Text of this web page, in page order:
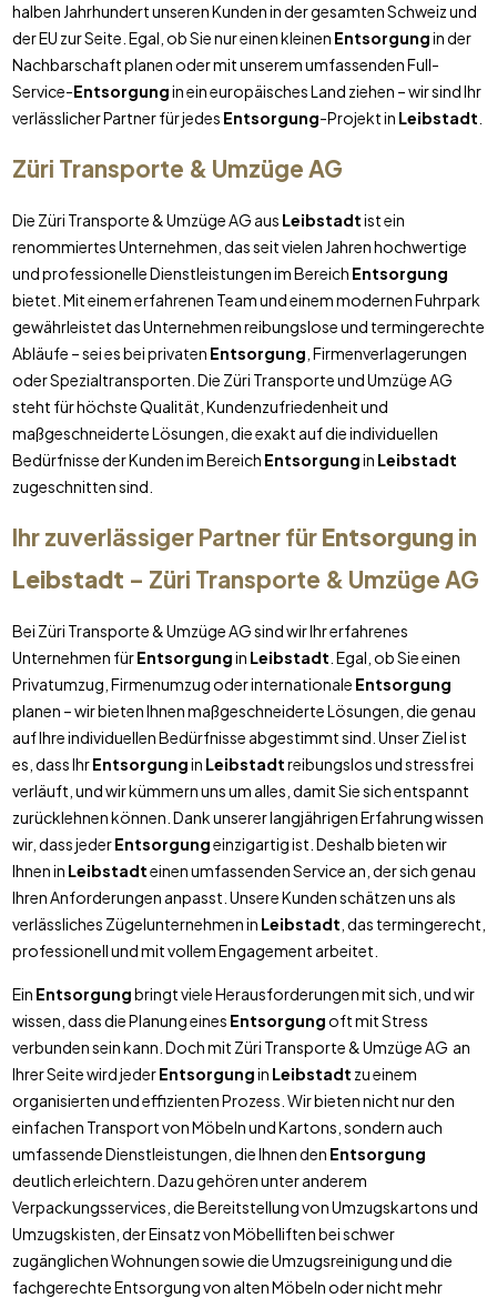
halben Jahrhundert unseren Kunden in der gesamten Schweiz und
der EU zur Seite. Egal, ob Sie nur einen kleinen Entsorgungin der
Nachbarschaft planen oder mit unserem umfassenden Full-
Service-Entsorgungin ein europäisches Land ziehen – wir sind Ihr
verlässlicher Partner für jedes Entsorgung-Projekt in Leibstadt
Züri Transporte & Umzüge AG
Die Züri Transporte & Umzüge AG aus Leibstadtist ein
renommiertes Unternehmen, das seit vielen Jahren hochwertige
und professionelle Dienstleistungen im Bereich Entsorgung
bietet. Mit einem erfahrenen Team und einem modernen Fuhrpark
gewährleistet das Unternehmen reibungslose und termingerechte
Abläufe – sei es bei privaten Entsorgung , Firmenverlagerungen
oder Spezialtransporten. Die Züri Transporte und Umzüge AG
steht für höchste Qualität, Kundenzufriedenheit und
maßgeschneiderte Lösungen, die exakt auf die individuellen
Bedürfnisse der Kunden im Bereich Entsorgungin Leibstadt
zugeschnitten sind.
Ihr zuverlässiger Partner fürEntsorgung in
Leibstadt – Züri Transporte & Umzüge AG
Bei Züri Transporte & Umzüge AG sind wir Ihr erfahrenes
Unternehmen fürEntsorgungin Leibstadt . Egal, ob Sie einen
Privatumzug, Firmenumzug oder internationale Entsorgung
planen – wir bieten Ihnen maßgeschneiderte Lösungen, die genau
auf Ihre individuellen Bedürfnisse abgestimmt sind. Unser Ziel ist
es, dass IhrEntsorgungin Leibstadtreibungslos und stressfrei
verläuft, und wir kümmern uns um alles, damit Sie sich entspannt
zurücklehnen können. Dank unserer langjährigen Erfahrung wissen
wir, dass jederEntsorgungeinzigartig ist. Deshalb bieten wir
Ihnen in Leibstadteinen umfassenden Service an, der sich genau
Ihren Anforderungen anpasst. Unsere Kunden schätzen uns als
verlässliches Zügelunternehmen in Leibstadt , das termingerecht,
professionell und mit vollem Engagement arbeitet.
Ein Entsorgungbringt viele Herausforderungen mit sich, und wir
wissen, dass die Planung eines Entsorgungoft mit Stress
verbunden sein kann. Doch mit Züri Transporte & Umzüge AG an
Ihrer Seite wird jederEntsorgungin Leibstadt zu einem
organisierten und effizienten Prozess. Wir bieten nicht nur den
einfachen Transport von Möbeln und Kartons, sondern auch
umfassende Dienstleistungen, die Ihnen den Entsorgung
deutlich erleichtern. Dazu gehören unter anderem
Verpackungsservices, die Bereitstellung von Umzugskartons und
Umzugskisten, der Einsatz von Möbelliften bei schwer
zugänglichen Wohnungen sowie die Umzugsreinigung und die
fachgerechte Entsorgung von alten Möbeln oder nicht mehr